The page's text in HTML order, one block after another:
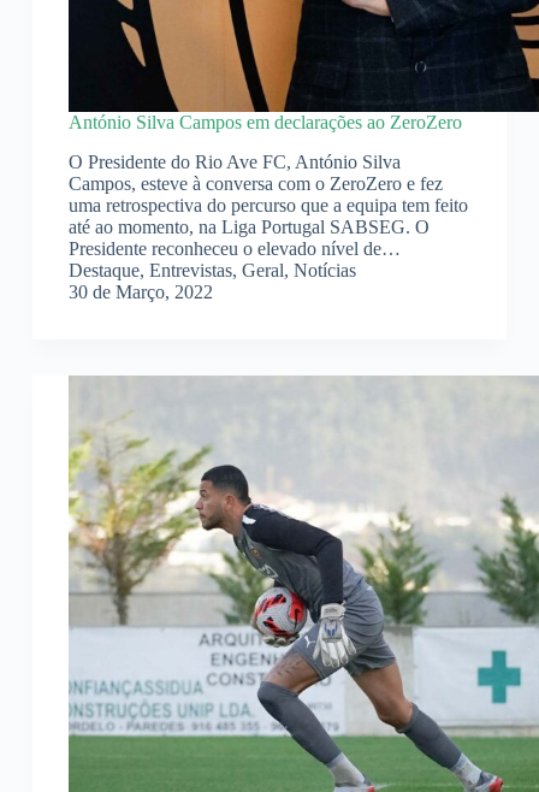
António Silva Campos em declarações ao ZeroZero
O Presidente do Rio Ave FC, António Silva
Campos, esteve à conversa com o ZeroZero e fez
uma retrospectiva do percurso que a equipa tem feito
até ao momento, na Liga Portugal SABSEG. O
Presidente reconheceu o elevado nível de…
Destaque, Entrevistas, Geral, Notícias
30 de Março, 2022